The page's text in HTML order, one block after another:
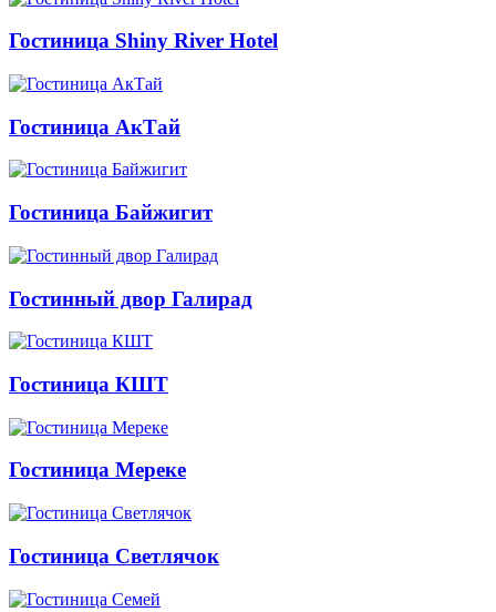
Гостиница Shiny River Hotel
Гостиница АкТай
Гостиница Байжигит
Гостинный двор Галирад
Гостиница КШТ
Гостиница Мереке
Гостиница Светлячок